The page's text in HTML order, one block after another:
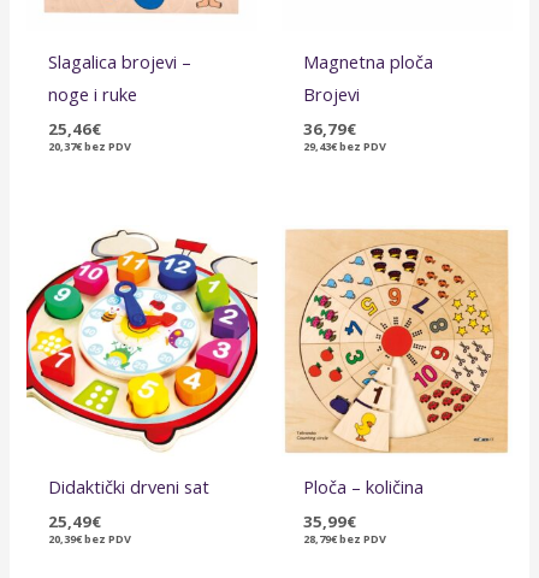
Slagalica brojevi –
noge i ruke
25,46€
20,37€bez PDV
Magnetna ploča
Brojevi
36,79€
29,43€bez PDV
Didaktički drveni sat
25,49€
20,39€bez PDV
Ploča – količina
35,99€
28,79€bez PDV